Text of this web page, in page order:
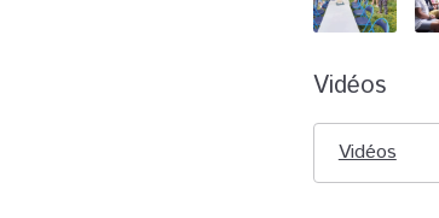
Vidéos
Vidéos